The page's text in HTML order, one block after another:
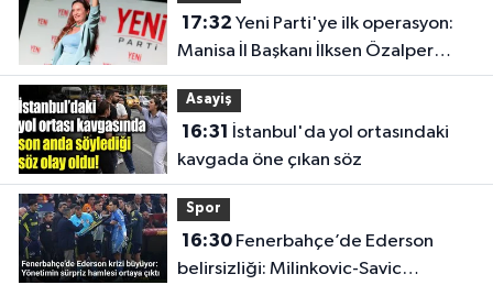
17:32
Manisa İl Başkanı İlksen Özalper
tutuklandı
Asayiş
16:31
kavgada öne çıkan söz
Spor
16:30Fenerbahçe’de Ederson
belirsizliği: Milinkovic-Savic